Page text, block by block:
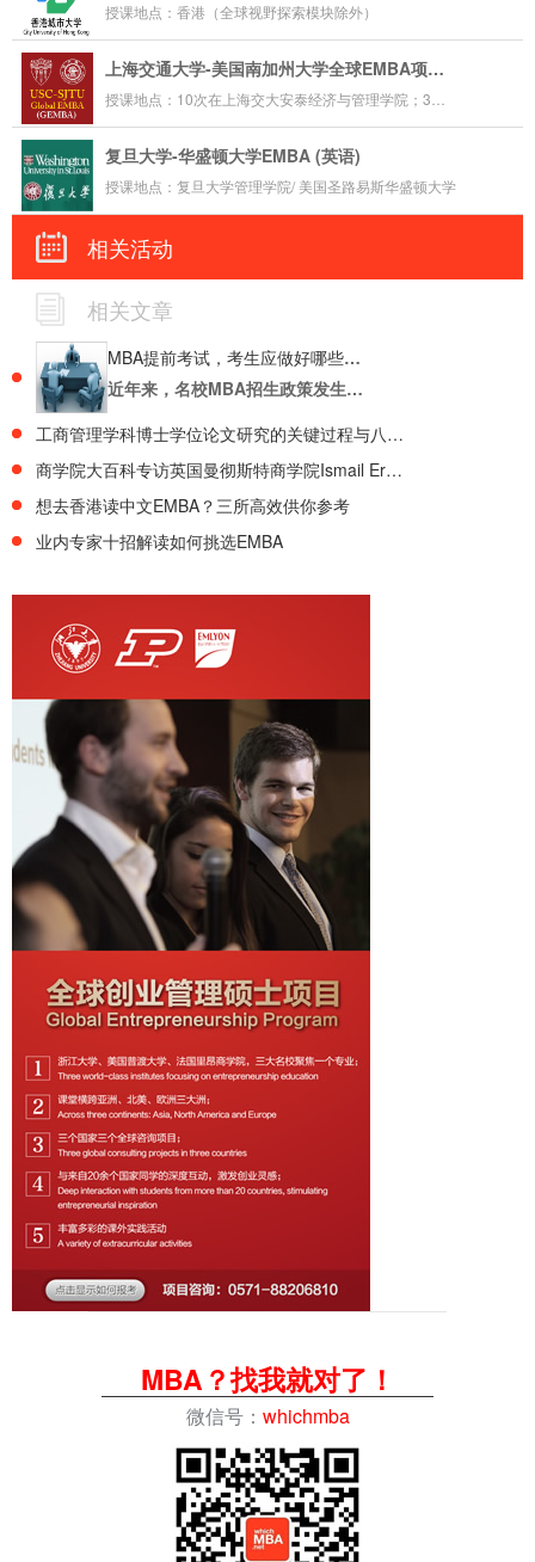
授课地点：香港（全球视野探索模块除外）
上海交通大学-美国南加州大学全球EMBA项目（英文）
复旦大学-华盛顿大学EMBA (英语)
授课地点：复旦大学管理学院/ 美国圣路易斯华盛顿大学
相关活动
相关文章
MBA提前考试，考生应做好哪些准备？
近年来，名校MBA招生政策发生了很大变化，北京大学、清华大学、中国人...
工商管理学科博士学位论文研究的关键过程与八大要点
商学院大百科专访英国曼彻斯特商学院Ismail Ertürk教授谈曼大商学院（MBS）全球EMBA（Global EMBA）课程亮点
想去香港读中文EMBA？三所高效供你参考
业内专家十招解读如何挑选EMBA
MBA？找我就对了！
微信号： whichmba